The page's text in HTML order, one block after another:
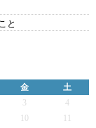
と
金
土
3
4